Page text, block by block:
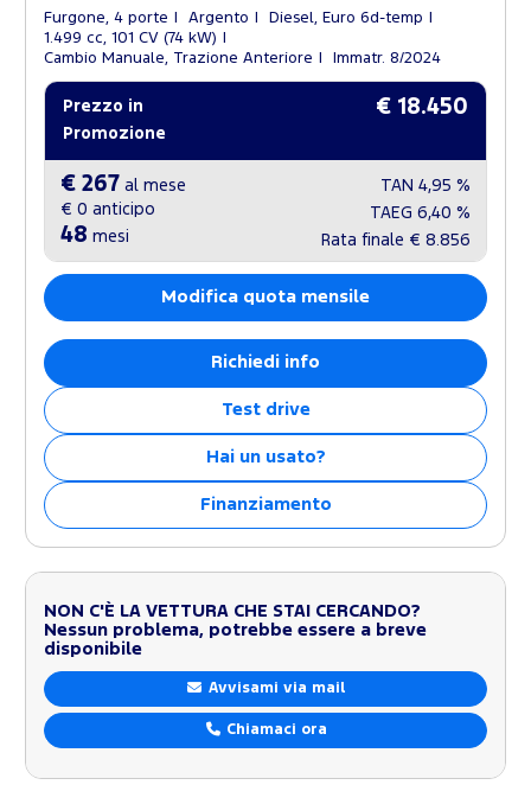
Furgone, 4 porte Argento
Diesel, Euro 6d-temp
1.499 cc, 101 CV (74 kW)
Cambio Manuale, Trazione Anteriore
Immatr. 8/2024
Prezzo in
Promozione
€ 18.450
€ 267 al mese
€ 0 anticipo
48 mesi
TAN 4,95 %
TAEG 6,40 %
Rata finale € 8.856
Modifica quota mensile
Richiedi info
Test drive
Hai un usato?
Finanziamento
NON C'È LA VETTURA CHE STAI CERCANDO?
Nessun problema, potrebbe essere a breve
disponibile
Avvisami via mail
Chiamaci ora